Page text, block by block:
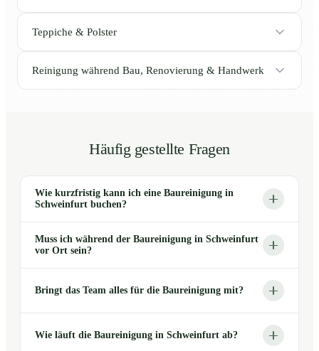
Teppiche & Polster
Reinigung während Bau, Renovierung & Handwerk
Häufig gestellte Fragen
Wie kurzfristig kann ich eine Baureinigung in
Schweinfurt buchen?
Muss ich während der Baureinigung in Schweinfurt
vor Ort sein?
Bringt das Team alles für die Baureinigung mit?
Wie läuft die Baureinigung in Schweinfurt ab?